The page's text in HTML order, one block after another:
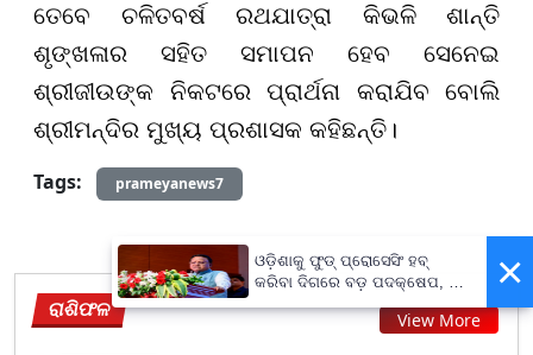
ତେବେ ଚଳିତବର୍ଷ ରଥଯାତ୍ରା କିଭଳି ଶାନ୍ତି
ଶୃଙ୍ଖଳାର ସହିତ ସମାପନ ହେବ ସେନେଇ
ଶ୍ରୀଜୀଉଙ୍କ ନିକଟରେ ପ୍ରାର୍ଥନା କରାଯିବ ବୋଲି
ଶ୍ରୀମନ୍ଦିର ମୁଖ୍ୟ ପ୍ରଶାସକ କହିଛନ୍ତି।
Tags:
prameyanews7
ରାଶିଫଳ View More
×
ଓଡ଼ିଶାକୁ ଫୁଡ୍ ପ୍ରୋସେସିଂ ହବ୍
କରିବା ଦିଗରେ ବଡ଼ ପଦକ୍ଷେପ, ୪୨